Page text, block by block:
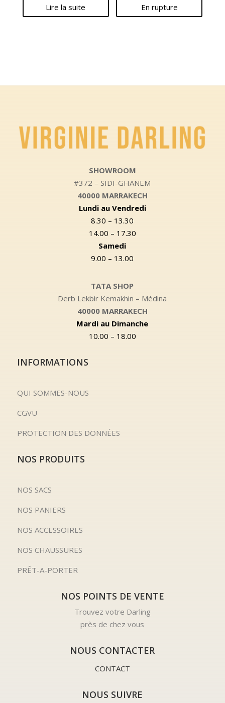
Lire la suite En rupture
SHOWROOM
#372 – SIDI-GHANEM
40000 MARRAKECH
Lundi au Vendredi
8.30 – 13.30
14.00 – 17.30
Samedi
9.00 – 13.00
TATA SHOP
Derb Lekbir Kemakhin – Médina
40000 MARRAKECH
Mardi au Dimanche
10.00 – 18.00
INFORMATIONS
QUI SOMMES-NOUS
CGVU
PROTECTION DES DONNÉES
NOS PRODUITS
NOS SACS
NOS PANIERS
NOS ACCESSOIRES
NOS CHAUSSURES
PRÊT-A-PORTER
NOS POINTS DE VENTE
Trouvez votre Darling
près de chez vous
NOUS CONTACTER
CONTACT
NOUS SUIVRE